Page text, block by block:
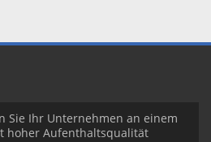
Sie Ihr Unternehmen an einem
hoher Aufenthaltsqualität